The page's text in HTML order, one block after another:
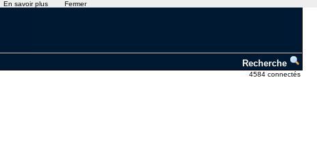
Recherche
4584 connectés
En savoir plus Fermer